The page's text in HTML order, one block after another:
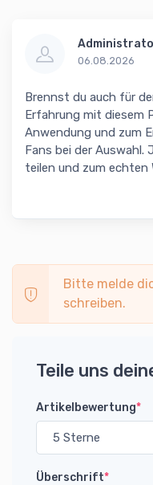
06.08.2026
Brennst du auch für
Erfahrung mit diesem
Anwendung und zum
Fans bei der Auswahl.
teilen und zum echten
Bitte melde
schreiben.
Teile uns
Artikelbewertung*
Überschrift*